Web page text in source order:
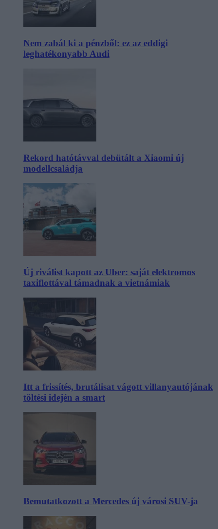
Nem zabál ki a pénzből: ez az eddigi
leghatékonyabb Audi
Rekord hatótávval debütált a Xiaomi új
modellcsaládja
Új riválist kapott az Uber: saját elektromos
taxiflottával támadnak a vietnámiak
Itt a frissítés, brutálisat vágott villanyautójának
töltési idején a smart
Bemutatkozott a Mercedes új városi SUV-ja